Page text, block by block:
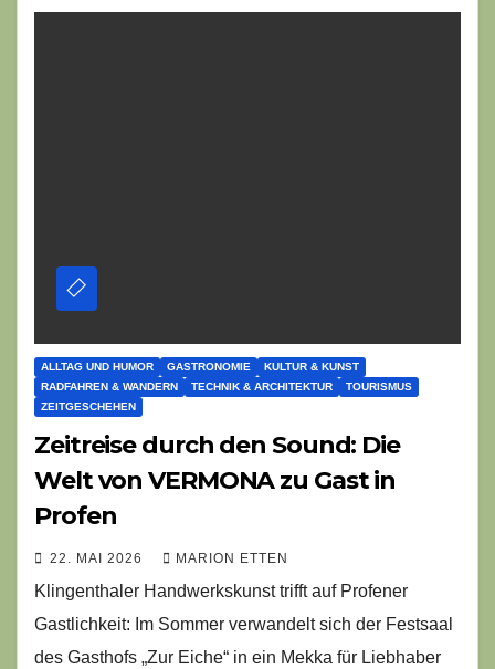
ALLTAG UND HUMOR GASTRONOMIE
KULTUR & KUNST
RADFAHREN & WANDERN
TECHNIK & ARCHITEKTUR
TOURISMUS
ZEITGESCHEHEN
Zeitreise durch den Sound: Die
Welt von VERMONA zu Gast in
Profen
22. MAI 2026 MARION ETTEN
Klingenthaler Handwerkskunst trifft auf Profener
Gastlichkeit: Im Sommer verwandelt sich der Festsaal
des Gasthofs „Zur Eiche“ in ein Mekka für Liebhaber